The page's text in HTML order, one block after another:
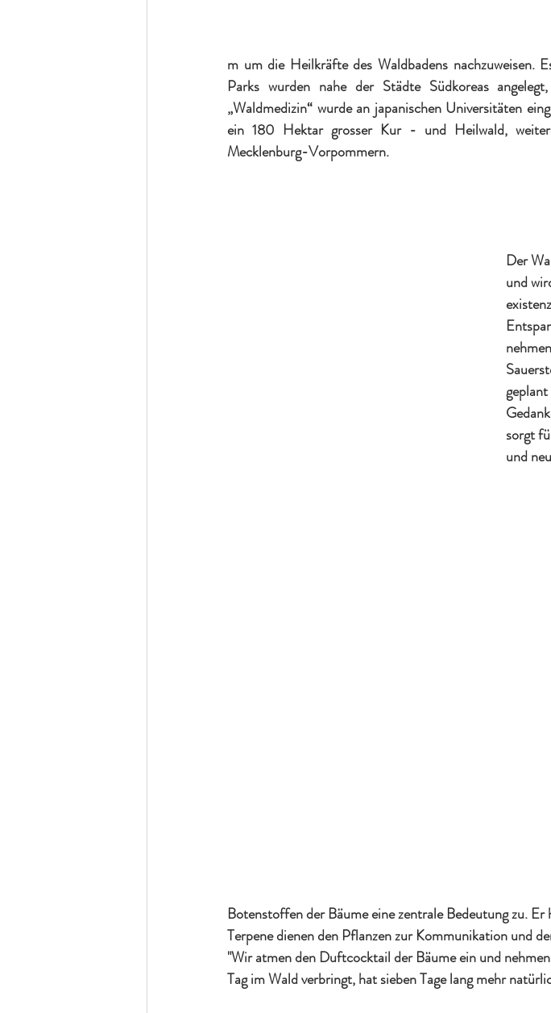
m um die Heilkräfte des Waldbadens nachzuweisen.
Parks wurden nahe der Städte Südkoreas
„Waldmedizin“ wurde an japanischen Universitäten
ein 180 Hektar grosser Kur - und Heilwald,
Mecklenburg-Vorpommern.
Der
und
sorgt
und
Botenstoffen der Bäume eine zentrale Bedeutung zu.
Terpene dienen den Pflanzen zur Kommunikation und
"Wir atmen den Duftcocktail der Bäume ein und
Tag im Wald verbringt, hat sieben Tage lang mehr